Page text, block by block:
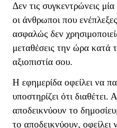
Δεν τις συγκεντρώνεις
οι άνθρωποι που
ασφαλώς δεν
μεταθέσεις την ώρα κατά
αξιοπιστία σου.
Η εφημερίδα οφείλει να
υποστηρίζει ότι διαθέτει.
αποδεικνύουν το
το αποδεικνύουν, οφείλει